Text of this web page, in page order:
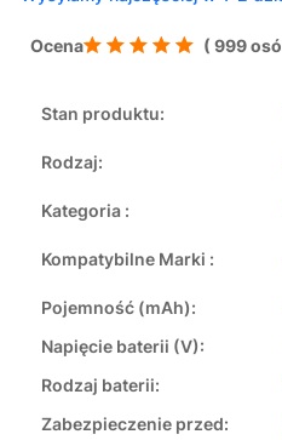
Ocena ( 999
Stan produktu:
Rodzaj:
Kategoria :
Kompatybilne Marki :
Pojemność (mAh):
Napięcie baterii (V):
Rodzaj baterii:
Zabezpieczenie przed: